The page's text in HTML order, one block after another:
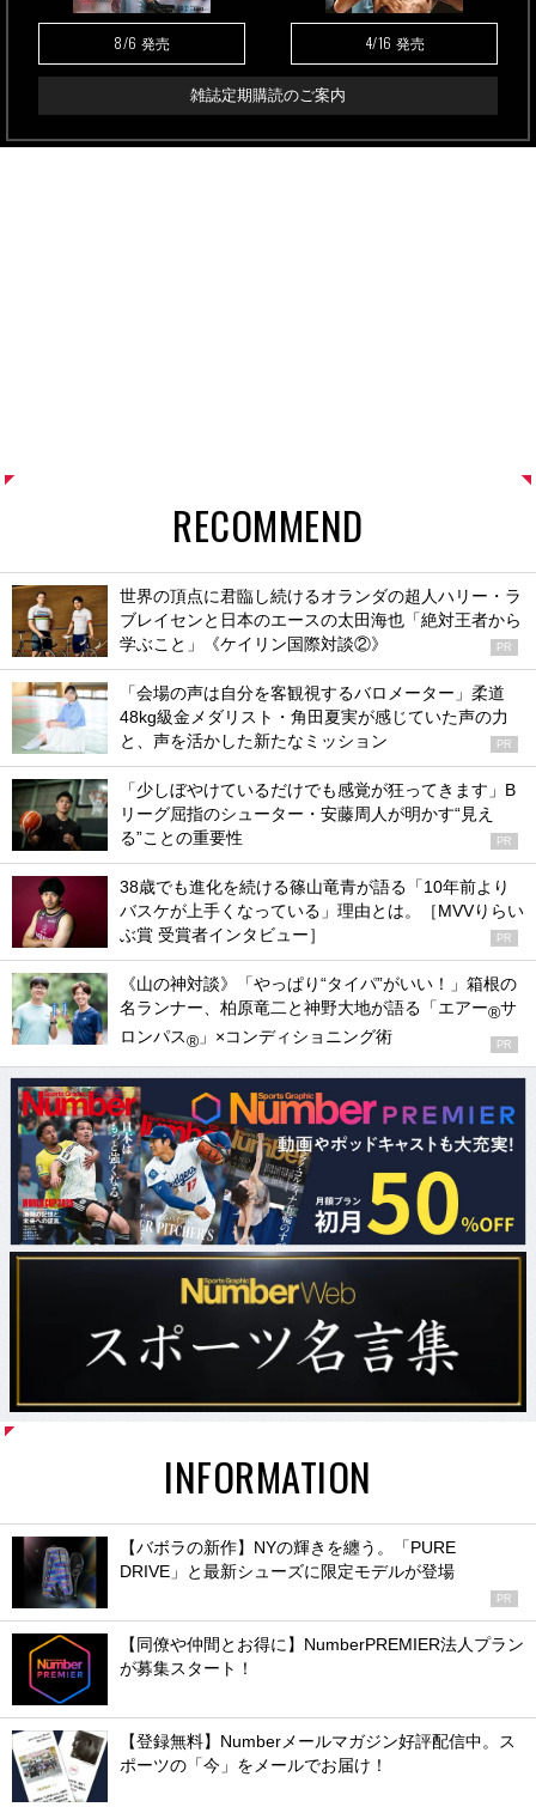
8/6 発売 4/16 発売
雑誌定期購読のご案内
RECOMMEND
世界の頂点に君臨し続けるオランダの超人ハリー・ラ
ブレイセンと日本のエースの太田海也「絶対王者から
学ぶこと」《ケイリン国際対談②》
PR
「会場の声は自分を客観視するバロメーター」柔道
48kg級金メダリスト・角田夏実が感じていた声の力
と、声を活かした新たなミッション
PR
「少しぼやけているだけでも感覚が狂ってきます」B
リーグ屈指のシューター・安藤周人が明かす“見え
る”ことの重要性
PR
38歳でも進化を続ける篠山竜青が語る「10年前より
バスケが上手くなっている」理由とは。［MVVりらい
ぶ賞 受賞者インタビュー］
PR
《山の神対談》「やっぱり“タイパ”がいい！」箱根の
名ランナー、柏原竜二と神野大地が語る「エアー®サ
ロンパス® 」×コンディショニング術 PR
INFORMATION
【バボラの新作】NYの輝きを纏う。「PURE
DRIVE」と最新シューズに限定モデルが登場
PR
【同僚や仲間とお得に】NumberPREMIER法人プラン
が募集スタート！
【登録無料】Numberメールマガジン好評配信中。ス
ポーツの「今」をメールでお届け！